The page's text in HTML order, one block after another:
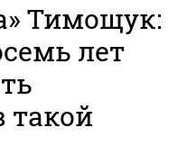
Тимощук:
лет
такой